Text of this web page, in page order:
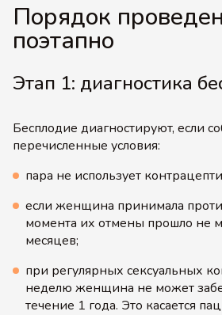
Порядок
поэтапно
Этап 1: диагностика
Бесплодие диагностируют, если
перечисленные условия:
пара не использует
если женщина принимала
момента их отмены прошло не
месяцев;
при регулярных сексуальных
неделю женщина не может
течение 1 года. Это касается